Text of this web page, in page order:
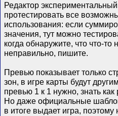
Редактор
протестировать все
использования: если
значения, тут можно
когда обнаружите, что что-то
неправильно, пишите.
Превью показывает только
зон, в игре карты будут
превью 1 к 1 нужно, знать
Но даже официальные
в итоге выдает игра,